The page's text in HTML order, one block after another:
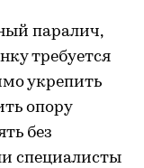
паралич,
требуется
укрепить
опору
без
специалисты